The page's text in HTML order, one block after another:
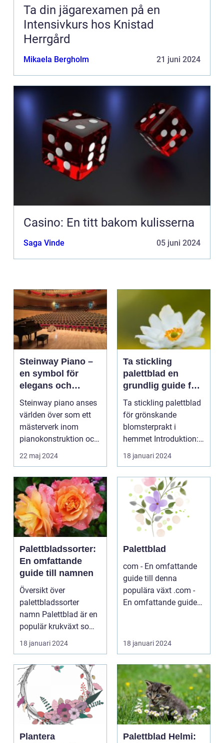
Ta din jägarexamen på en
Intensivkurs hos Knistad
Herrgård
Mikaela Bergholm 21 juni 2024
Casino: En titt bakom kulisserna
Saga Vinde 05 juni 2024
Steinway Piano –
en symbol för
elegans och
prestation
Steinway piano anses
världen över som ett
mästerverk inom
pianokonstruktion och
musik...
22 maj 2024
Ta stickling
palettblad en
grundlig guide för
blomsterentusiast
er
Ta stickling palettblad
för grönskande
blomsterprakt i
hemmet Introduktion:
...
18 januari 2024
Palettbladssorter:
En omfattande
guide till namnen
Översikt över
palettbladssorter
namn Palettblad är en
populär krukväxt som
blivit allt mer eftertra...
18 januari 2024
Palettblad
com - En omfattande
guide till denna
populära växt .com -
En omfattande guide
18 januari 2024
Plantera
Palettblad Helmi: